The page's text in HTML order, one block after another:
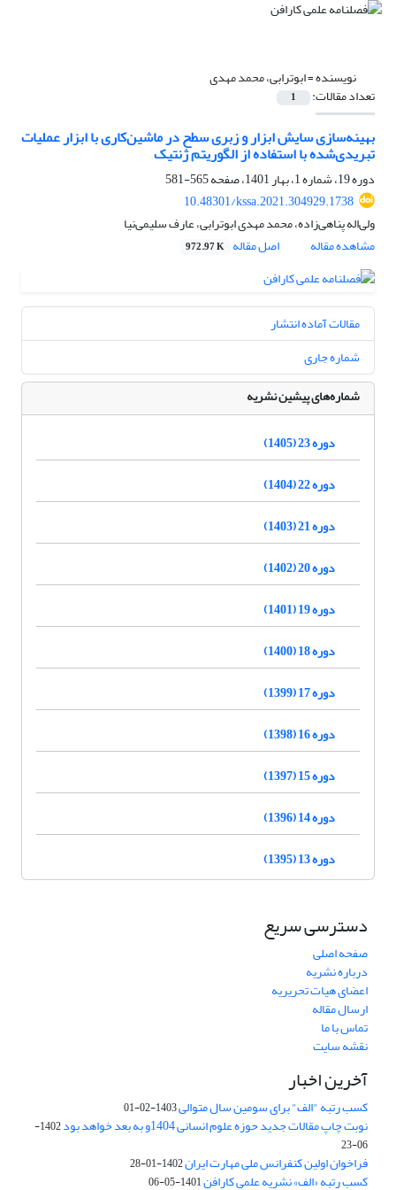
نویسنده =ابوترابی، محمد مهدی
تعداد مقالات: 1
بهینه‌سازی سایش ابزار و زبری سطح در ماشین‌کاری با ابزار عملیات
تبریدی‌شده با استفاده از الگوریتم ژنتیک
دوره 19، شماره 1، بهار 1401، صفحه
565-581
10.48301/kssa.2021.304929.1738
ولی‌اله پناهی‌زاده، محمد مهدی ابوترابی، عارف سلیمی‌نیا
مشاهده مقاله
اصل مقاله 972.97 K
مقالات آماده انتشار
شماره جاری
شماره‌های پیشین نشریه
دوره 23 (1405)
دوره 22 (1404)
دوره 21 (1403)
دوره 20 (1402)
دوره 19 (1401)
دوره 18 (1400)
دوره 17 (1399)
دوره 16 (1398)
دوره 15 (1397)
دوره 14 (1396)
دوره 13 (1395)
دسترسی سریع
صفحه اصلی
درباره نشریه
اعضای هیات تحریریه
ارسال مقاله
تماس با ما
نقشه سایت
آخرین اخبار
کسب رتبه "الف" برای سومین سال متوالی1403-02-01
نوبت چاپ مقالات جدید حوزه علوم انسانی 1404و به بعد خواهد بود
1402-
06-23
فراخوان اولین کنفرانس ملی مهارت ایران1402-01-28
کسب رتبه «الف» نشریه علمی کارافن1401-05-06